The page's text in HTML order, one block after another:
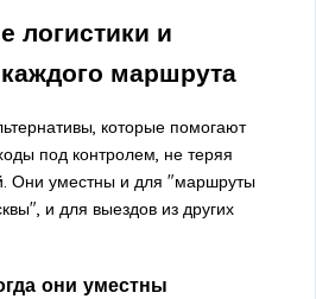
логистики и
маршрута
которые помогают
под контролем, не теряя
Они уместны и для "маршруты
и для выездов из других
они уместны